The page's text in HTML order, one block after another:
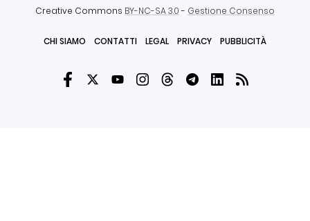
Creative Commons BY-NC-SA 3.0- Gestione Consenso
CHI SIAMO CONTATTI LEGAL PRIVACY PUBBLICITÀ